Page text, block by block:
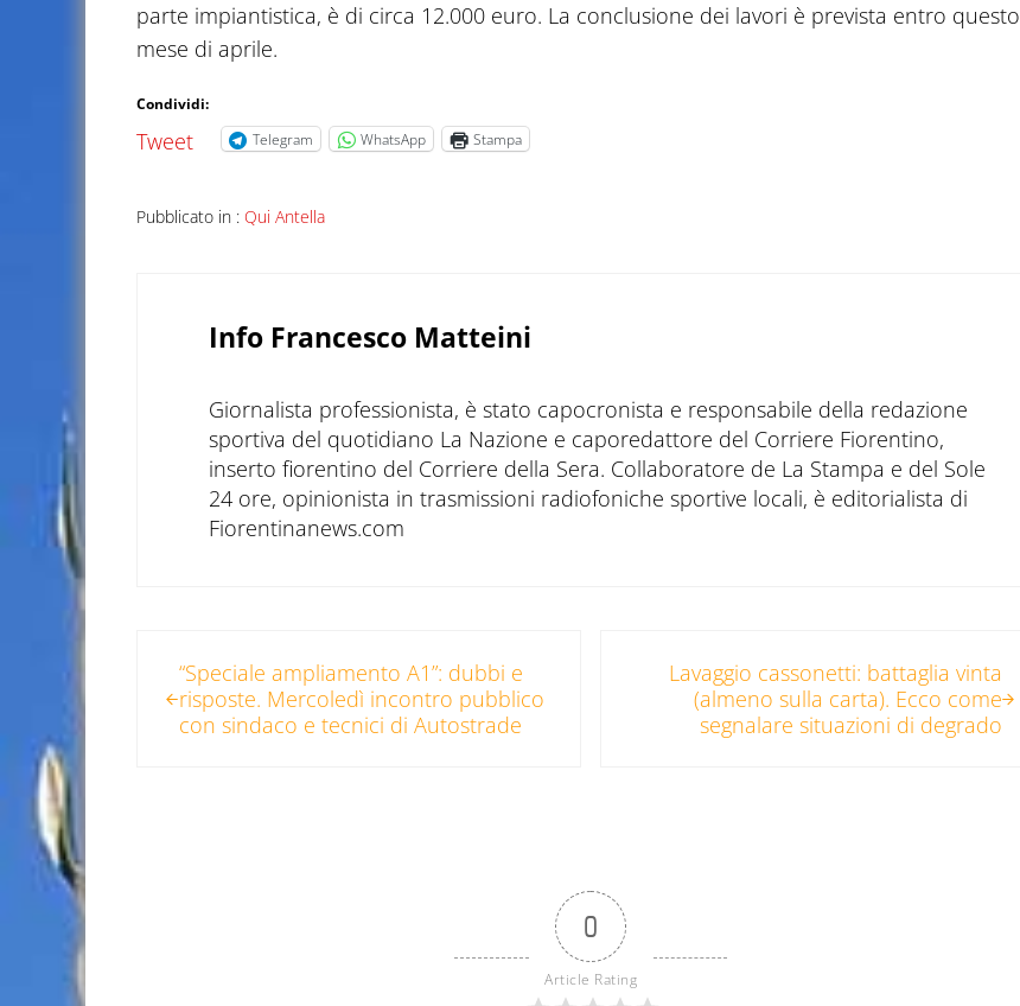
parte impiantistica, è di circa 12.000 euro. La conclusione dei lavori è prevista entro questo
mese di aprile.
Condividi:
Tweet Telegram WhatsApp Stampa
Pubblicato in : Qui Antella
Info Francesco Matteini
Giornalista professionista, è stato capocronista e responsabile della redazione
sportiva del quotidiano La Nazione e caporedattore del Corriere Fiorentino,
inserto fiorentino del Corriere della Sera. Collaboratore de La Stampa e del Sole
24 ore, opinionista in trasmissioni radiofoniche sportive locali, è editorialista di
Fiorentinanews.com
“Speciale ampliamento A1”: dubbi e
risposte. Mercoledì incontro pubblico
con sindaco e tecnici di Autostrade
Lavaggio cassonetti: battaglia vinta
(almeno sulla carta). Ecco come
segnalare situazioni di degrado
0
Article Rating